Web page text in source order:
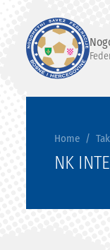
Home
NK